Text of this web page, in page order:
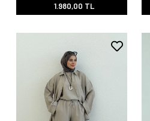
1.980,00 TL